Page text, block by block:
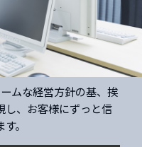
ムな経営方針の基、挨
し、お客様にずっと信
。